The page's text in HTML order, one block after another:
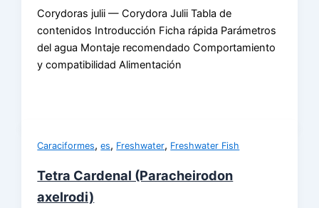
Corydoras julii — Corydora Julii Tabla de
contenidos Introducción Ficha rápida Parámetros
del agua Montaje recomendado Comportamiento
y compatibilidad Alimentación
Caraciformes,es, Freshwater, Freshwater Fish
Tetra Cardenal (Paracheirodon
axelrodi)